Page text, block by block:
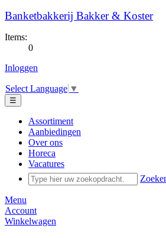
Banketbakkerij Bakker & Koster
Items:
0
Inloggen
Select Language ▼
☰
Assortiment
Aanbiedingen
Over ons
Horeca
Vacatures
Menu
Account
Winkelwagen